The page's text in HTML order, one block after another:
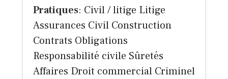
Pratiques: Civil / litige Litige
Assurances Civil Construction
Contrats Obligations
Responsabilité civile Sûretés
Affaires Droit commercial Criminel